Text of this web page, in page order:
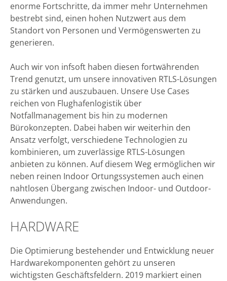
enorme Fortschritte, da immer mehr Unternehmen
bestrebt sind, einen hohen Nutzwert aus dem
Standort von Personen und Vermögenswerten zu
generieren.
Auch wir von infsoft haben diesen fortwährenden
Trend genutzt, um unsere innovativen RTLS-Lösungen
zu stärken und auszubauen. Unsere Use Cases
reichen von Flughafenlogistik über
Notfallmanagement bis hin zu modernen
Bürokonzepten. Dabei haben wir weiterhin den
Ansatz verfolgt, verschiedene Technologien zu
kombinieren, um zuverlässige RTLS-Lösungen
anbieten zu können. Auf diesem Weg ermöglichen wir
neben reinen Indoor Ortungssystemen auch einen
nahtlosen Übergang zwischen Indoor- und Outdoor-
Anwendungen.
HARDWARE
Die Optimierung bestehender und Entwicklung neuer
Hardwarekomponenten gehört zu unseren
wichtigsten Geschäftsfeldern. 2019 markiert einen